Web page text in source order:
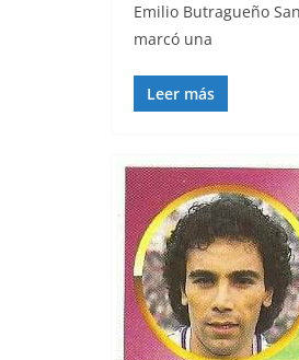
Emilio Butragueño
marcó una
Leer más